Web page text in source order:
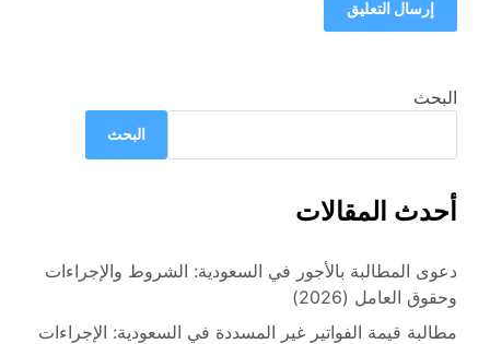
البحث
البحث
أحدث المقالات
دعوى المطالبة بالأجور في السعودية: الشروط والإجراءات
وحقوق العامل (2026)
مطالبة قيمة الفواتير غير المسددة في السعودية: الإجراءات